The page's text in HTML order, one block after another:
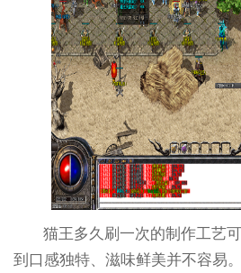
猫王多久刷一次的制作工艺
到口感独特、滋味鲜美并不容易